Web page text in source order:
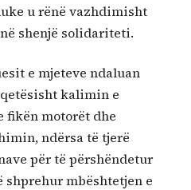
u rënë vazhdimisht
shenjë solidariteti.
e mjeteve ndaluan
kalimin e
fikën motorët dhe
ndërsa të tjerë
për të përshëndetur
mbështetjen e